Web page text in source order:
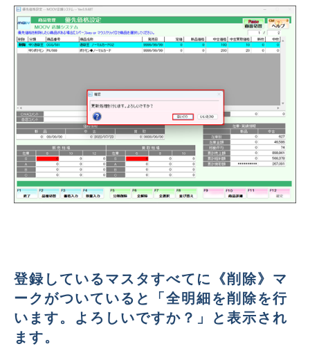
登録しているマスタすべてに《削除》マ
ークがついていると「全明細を削除を行
います。よろしいですか？」と表示され
ます。